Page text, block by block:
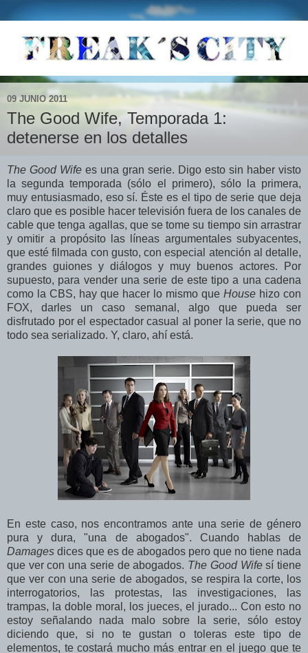
09 JUNIO 2011
The Good Wife, Temporada 1:
detenerse en los detalles
The Good Wife es una gran serie. Digo esto sin haber visto
la segunda temporada (sólo el primero), sólo la primera,
muy entusiasmado, eso sí. Éste es el tipo de serie que deja
claro que es posible hacer televisión fuera de los canales de
cable que tenga agallas, que se tome su tiempo sin arrastrar
y omitir a propósito las líneas argumentales subyacentes,
que esté filmada con gusto, con especial atención al detalle,
grandes guiones y diálogos y muy buenos actores. Por
supuesto, para vender una serie de este tipo a una cadena
como la CBS, hay que hacer lo mismo que House hizo con
FOX, darles un caso semanal, algo que pueda ser
disfrutado por el espectador casual al poner la serie, que no
todo sea serializado. Y, claro, ahí está.
En este caso, nos encontramos ante una serie de género
pura y dura, "una de abogados". Cuando hablas de
Damages dices que es de abogados pero que no tiene nada
que ver con una serie de abogados. The Good Wifesí tiene
que ver con una serie de abogados, se respira la corte, los
interrogatorios, las protestas, las investigaciones, las
trampas, la doble moral, los jueces, el jurado... Con esto no
estoy señalando nada malo sobre la serie, sólo estoy
diciendo que, si no te gustan o toleras este tipo de
elementos, te costará mucho más entrar en el juego que te